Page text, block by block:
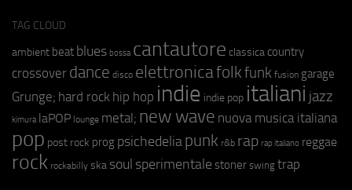
TAG CLOUD
ambient beat blues bossa cantautore classica country
crossover dance disco elettronicafolkfunk fusion garage
Grunge; hard rock hip hop indie indie pop italiani jazz
kimura laPOP lounge metal; new wave nuova musica italiana
pop post rock prog psichedeliapunk r&b rap rap italiano reggae
rock rockabilly ska soul sperimentale stoner swing trap